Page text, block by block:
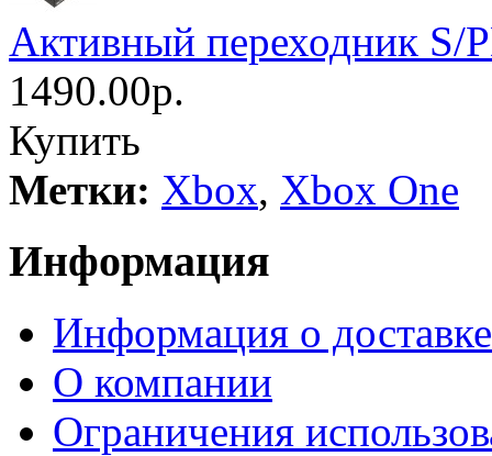
Активный переходник S/
1490.00р.
Купить
Метки: Xbox, Xbox One
Информация
Информация о доставке
О компании
Ограничения